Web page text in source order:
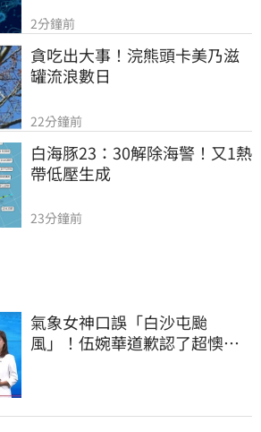
2分鐘前
貪吃出大事！浣熊頭卡美乃滋
罐流浪數日
22分鐘前
白海豚23：30解除海警！又1熱
帶低壓生成
23分鐘前
氣象女神口誤「白沙屯颱
風」！伍婉華道歉認了超懊